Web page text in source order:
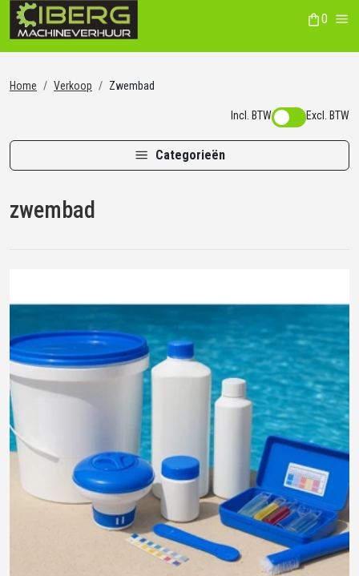
0
Home Verkoop Zwembad
Incl. BTW Excl. BTW
Categorieën
zwembad